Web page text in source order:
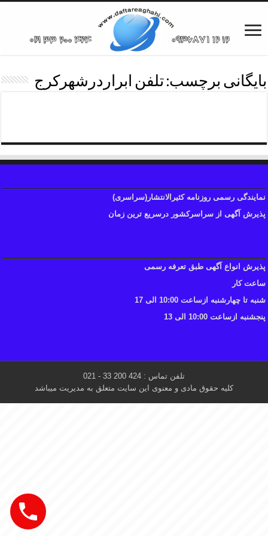
بایگانی برچسب:تلفن ابراردرشهرکرج
نمایندگی رسمی روزنامه کثیرالانتشار(سراسری)
پذیرش آگهی از سراسرکشور درسریع ترین زمان
پذیرش انواع آگهی طبق تعرفه رسمی
ساعت کار
شنبه تا چهارشنبه ازساعت 10:00 الی 17
پنجشنبه ازساعت 10:00 الی 13
تلفن تماس : 424 200 33 - 021
کلیه حقوق مادی و معنوی این سایت متعلق به مدیریت میباشد